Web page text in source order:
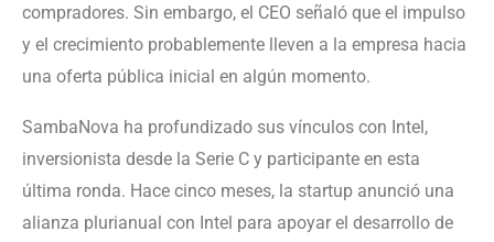
compradores. Sin embargo, el CEO señaló que el impulso
y el crecimiento probablemente lleven a la empresa hacia
una oferta pública inicial en algún momento.
SambaNova ha profundizado sus vínculos con Intel,
inversionista desde la Serie C y participante en esta
última ronda. Hace cinco meses, la startup anunció una
alianza plurianual con Intel para apoyar el desarrollo de